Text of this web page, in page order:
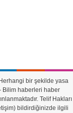
bir şekilde yasa
- Bilim haberleri haber
Telif Hakları
bildirdiğinizde ilgili